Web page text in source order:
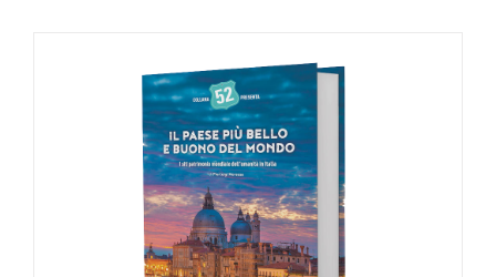
AGGIUNGI AL CARRELLO /